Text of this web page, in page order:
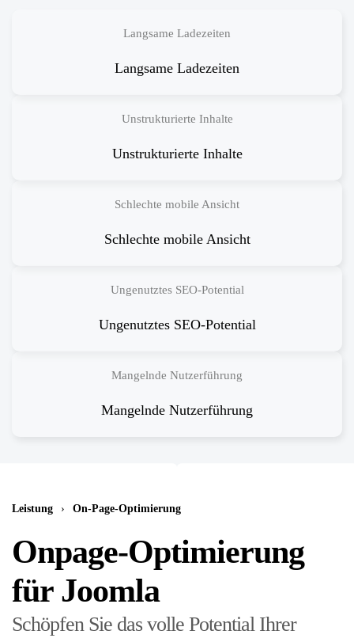
Langsame Ladezeiten
Langsame Ladezeiten
Unstrukturierte Inhalte
Unstrukturierte Inhalte
Schlechte mobile Ansicht
Schlechte mobile Ansicht
Ungenutztes SEO-Potential
Ungenutztes SEO-Potential
Mangelnde Nutzerführung
Mangelnde Nutzerführung
Leistung On-Page-Optimierung
Onpage-Optimierung
für Joomla
Schöpfen Sie das volle Potential Ihrer